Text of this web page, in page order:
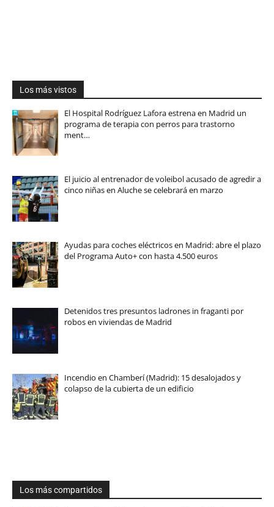
Los más vistos
El Hospital Rodríguez Lafora estrena en Madrid un
programa de terapia con perros para trastorno
ment…
El juicio al entrenador de voleibol acusado de agredir a
cinco niñas en Aluche se celebrará en marzo
Ayudas para coches eléctricos en Madrid: abre el plazo
del Programa Auto+ con hasta 4.500 euros
Detenidos tres presuntos ladrones in fraganti por
robos en viviendas de Madrid
Incendio en Chamberí (Madrid): 15 desalojados y
colapso de la cubierta de un edificio
Los más compartidos